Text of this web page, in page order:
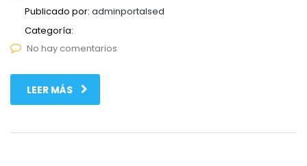
Publicado por: adminportalsed
Categoría:
No hay comentarios
LEER MÁS